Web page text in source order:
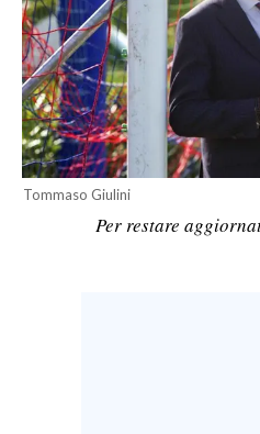
POLITICA
ECONOMIA
SERVIZI ALLE IMPRESE
LAVORO
Tommaso Giulini
Per restare